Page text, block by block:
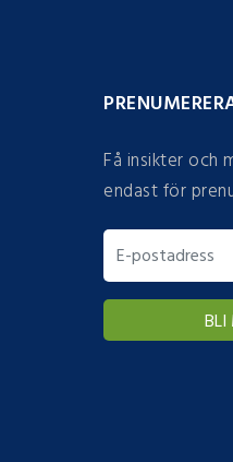
Få insikter och
endast för